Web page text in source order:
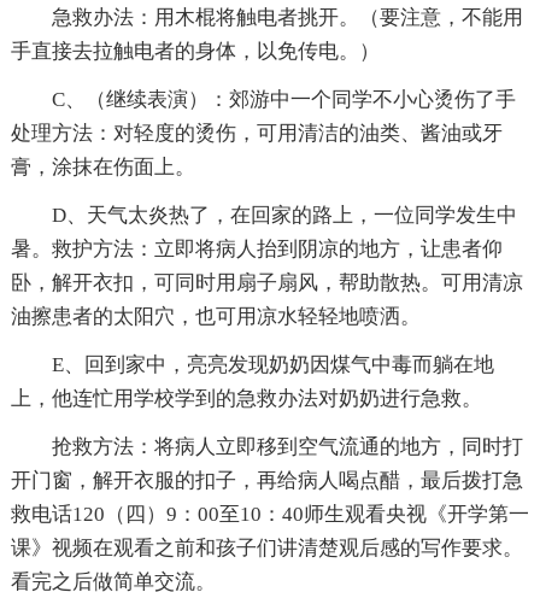
急救办法：用木棍将触电者挑开。（要注意，不能用
手直接去拉触电者的身体，以免传电。）
C、（继续表演）：郊游中一个同学不小心烫伤了手
处理方法：对轻度的烫伤，可用清洁的油类、酱油或牙
膏，涂抹在伤面上。
D、天气太炎热了，在回家的路上，一位同学发生中
暑。救护方法：立即将病人抬到阴凉的地方，让患者仰
卧，解开衣扣，可同时用扇子扇风，帮助散热。可用清凉
油擦患者的太阳穴，也可用凉水轻轻地喷洒。
E、回到家中，亮亮发现奶奶因煤气中毒而躺在地
上，他连忙用学校学到的急救办法对奶奶进行急救。
抢救方法：将病人立即移到空气流通的地方，同时打
开门窗，解开衣服的扣子，再给病人喝点醋，最后拨打急
救电话120（四）9：00至10：40师生观看央视《开学第一
课》视频在观看之前和孩子们讲清楚观后感的写作要求。
看完之后做简单交流。